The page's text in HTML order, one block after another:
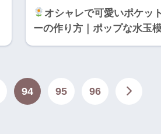
オシャレで可愛いポケッ
ーの作り方｜ポップな水玉
94 95 96